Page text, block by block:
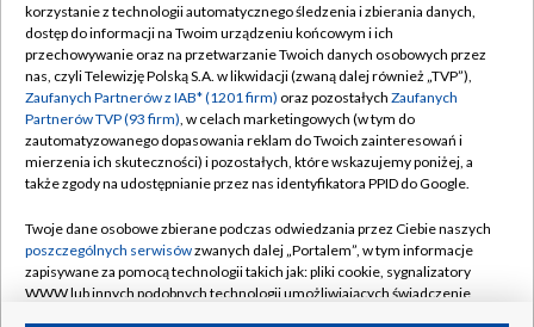
TVP
Abonament TVP
Emisja w TVP
Centrum informacji TVP
Naziemna Telewizja Cyfrowa
Rada Programowa
System NOS
Regulamin TVP
Polityka prywatności
Moje zgody
Pomoc
Kontakt
korzystanie z technologii automatycznego śledzenia i zbierania danych,
dostęp do informacji na Twoim urządzeniu końcowym i ich
przechowywanie oraz na przetwarzanie Twoich danych osobowych przez
nas, czyli Telewizję Polską S.A. w likwidacji (zwaną dalej również „TVP”),
Zaufanych Partnerów z IAB* (1201 firm) oraz pozostałych Zaufanych
Partnerów TVP (93 firm), w celach marketingowych (w tym do
zautomatyzowanego dopasowania reklam do Twoich zainteresowań i
mierzenia ich skuteczności) i pozostałych, które wskazujemy poniżej, a
także zgody na udostępnianie przez nas identyfikatora PPID do Google.
Twoje dane osobowe zbierane podczas odwiedzania przez Ciebie naszych
poszczególnych serwisówzwanych dalej „Portalem”, w tym informacje
zapisywane za pomocą technologii takich jak: pliki cookie, sygnalizatory
WWW lub innych podobnych technologii umożliwiających świadczenie